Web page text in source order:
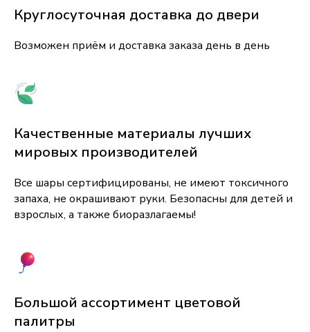
Круглосуточная доставка до двери
Возможен приём и доставка заказа день в день
Качественные материалы лучших
мировых производителей
Все шары сертифицированы, не имеют токсичного
запаха, не окрашивают руки. Безопасны для детей и
взрослых, а также биоразлагаемы!
Большой ассортимент цветовой
палитры